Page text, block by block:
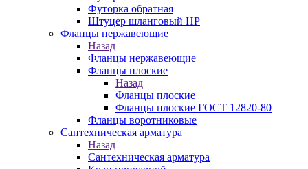
Футорка обратная
Штуцер шланговый НР
Фланцы нержавеющие
Назад
Фланцы нержавеющие
Фланцы плоские
Назад
Фланцы плоские
Фланцы плоские ГОСТ 12820-80
Фланцы воротниковые
Сантехническая арматура
Назад
Сантехническая арматура